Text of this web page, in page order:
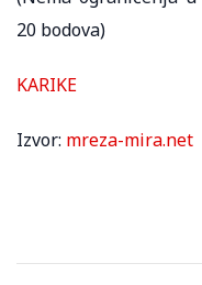
20 bodova)
KARIKE
Izvor: mreza-mira.net